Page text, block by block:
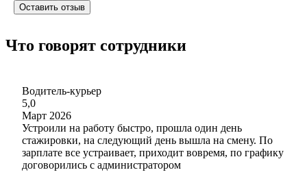
Оставить отзыв
Что говорят сотрудники
Водитель-курьер
5,0
Март 2026
Устроили на работу быстро, прошла один день
стажировки, на следующий день вышла на смену. По
зарплате все устраивает, приходит вовремя, по графику
договорились с администратором